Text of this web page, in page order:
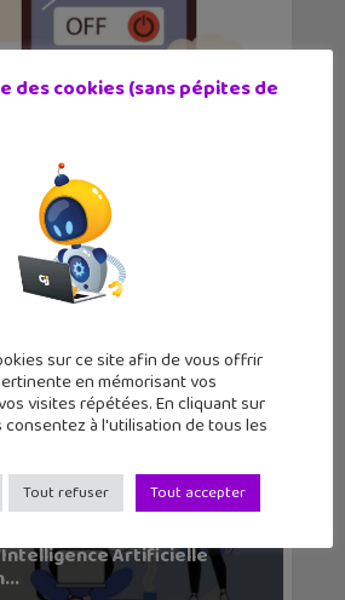
: C’est quoi la sobriété
Artificielle
des cookies (sans pépites de
sur ce site afin de vous offrir
en mémorisant vos
visites répétées. En cliquant sur
à l'utilisation de tous les
Tout refuser Tout accepter